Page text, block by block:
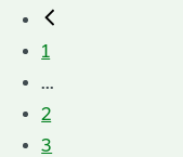
1
...
2
3